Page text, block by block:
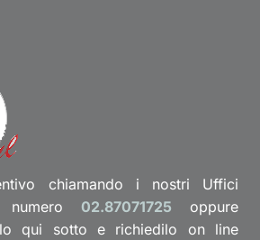
chiamando i nostri Uffici
numero 02.87071725 oppure
qui sotto e richiedilo on line